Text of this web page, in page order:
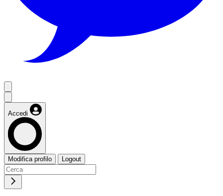
Accedi
Modifica profilo Logout